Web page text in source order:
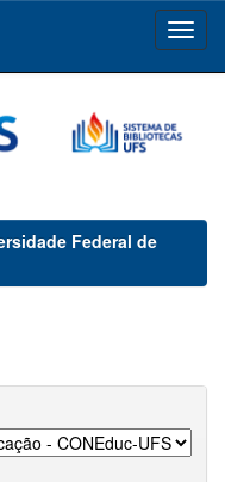
Federal de